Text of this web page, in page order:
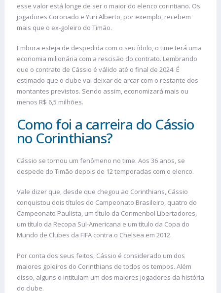
esse valor está longe de ser o maior do elenco corintiano. Os
jogadores Coronado e Yuri Alberto, por exemplo, recebem
mais que o ex-goleiro do Timão.
Embora esteja de despedida com o seu ídolo, o time terá uma
economia milionária com a rescisão do contrato. Lembrando
que o contrato de Cássio é válido até o final de 2024. É
estimado que o clube vai deixar de arcar com o restante dos
montantes previstos. Sendo assim, economizará mais ou
menos R$ 6,5 milhões.
Como foi a carreira do Cássio
no Corinthians?
Cássio se tornou um fenômeno no time. Aos 36 anos, se
despede do Timão depois de 12 temporadas com o elenco.
Vale dizer que, desde que chegou ao Corinthians, Cássio
conquistou dois títulos do Campeonato Brasileiro, quatro do
Campeonato Paulista, um título da Conmenbol Libertadores,
um título da Recopa Sul-Americana e um título da Copa do
Mundo de Clubes da FIFA contra o Chelsea em 2012.
Por conta dos seus feitos, Cássio é considerado um dos
maiores goleiros do Corinthians de todos os tempos. Além
disso, alguns o intitulam um dos maiores jogadores da história
do clube.